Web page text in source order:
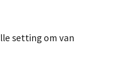
setting om van